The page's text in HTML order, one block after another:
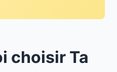
choisir Ta